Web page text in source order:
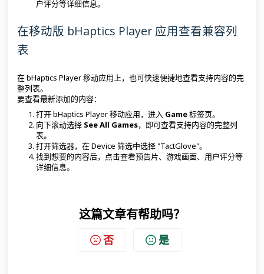
户评分等详细信息。
在移动版 bHaptics Player 应用查看兼容列
表
在 bHaptics Player 移动应用上，也可快速便捷地查看支持内容的完
整列表。
要查看最新添加的内容：
打开 bHaptics Player 移动应用，进入 Game标签页。
向下滚动选择 See All Games，即可查看支持内容的完整列
表。
打开筛选器，在 Device 筛选中选择 "TactGlove"。
找到想要的内容后，点击查看预告片、游戏画面、用户评分等
详细信息。
这篇文章有帮助吗？
否 是